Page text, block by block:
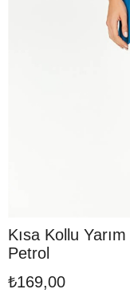
Kısa Kollu
Petrol
₺169,00